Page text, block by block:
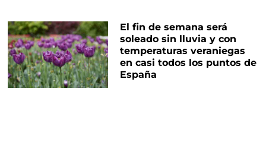
El fin de semana será
soleado sin lluvia y con
temperaturas veraniegas
en casi todos los puntos de
España